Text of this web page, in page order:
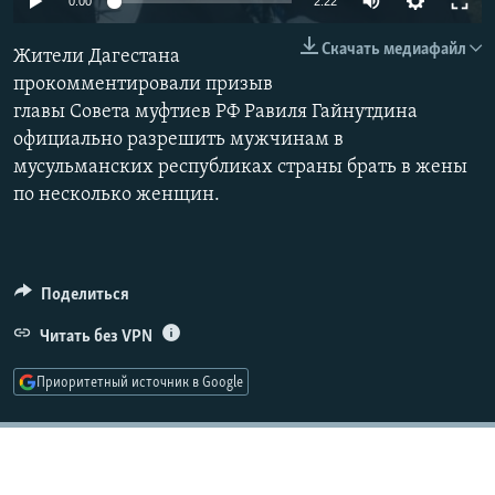
РАСПИСАНИЕ ВЕЩАНИЯ
ПОДПИШИТЕСЬ НА РАССЫЛКУ
СОЦИАЛЬНЫЕ СЕТИ
Скачать медиафайл
Жители Дагестана
прокомментировали призыв
главы Совета муфтиев РФ Равиля Гайнутдина
официально разрешить мужчинам в
мусульманских республиках страны брать в жены
по несколько женщин.
Поделиться
Читать без VPN
Приоритетный источник в Google